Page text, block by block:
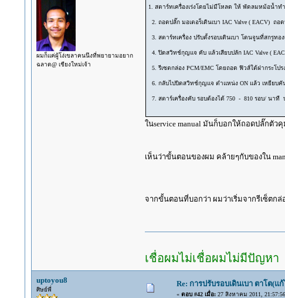
ผมก็แค่ผู้โง่เขลาคนนึงที่พยายามอยาก
ฉลาด@ เชียงใหม่เจ้า
1. สตาร์ทเครื่องเร่งโดยไม่มีโหลด ให้ พัดลมหม้อน้ำท
2. ถอดปลั๊ก มอเตอร็เดินเบา IAC Valve ( EACV) ถอด
3. สตาร์ทเครื่อง ปรับตั้งรอบเดินเบา โดนจูนที่สกรูทอ
4. ปิดสวิทช์กุญแจ คับ แล้วเสียบปลัก IAC Valve (
5. รีเซตกล่อง PCM/EMC โดยถอด ฟิวส์ใต้ฝากระโ
6. กลับไปบิดสวิทช์กุญแจ ตำแหน่ง ON แล้ว เหยียบคั
7. สตาร์เครื่องคับ รอบต้องได้ 750 - 810 รอบ/ นาที
ในservice manual มันก็บอกให้ถอดปลั๊กตัว
เห็นว่าขั้นตอนของผม คล้ายๆกับของใน
จากขั้นตอนที่บอกว่า ผมว่าเริ่มจากรีเซ็ตก
ค้
เชื่อผมไม่เชื่อผมไม่มีปัญหา
uptoyou8
ศิษย์พี่
Re: การปรับรอบเดินเบา ตาโต(
« ตอบ #42 เมื่อ:27 สิงหาคม 2011,